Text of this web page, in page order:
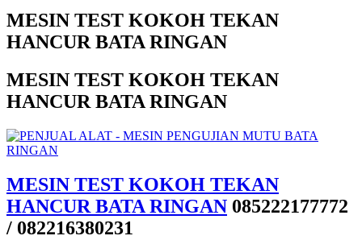
MESIN TEST KOKOH TEKAN
HANCUR BATA RINGAN
MESIN TEST KOKOH TEKAN
HANCUR BATA RINGAN
MESIN TEST KOKOH TEKAN
HANCUR BATA RINGAN 085222177772
/ 082216380231